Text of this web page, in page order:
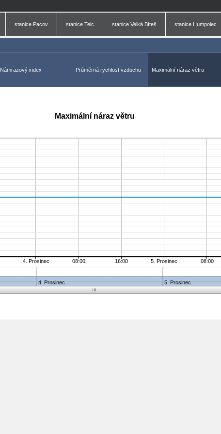
stanice Pacov stanice Telc stanice Velká Bíteš stanice Humpolec
Námrazový index Průměrná rychlost vzduchu Maximální náraz větru
Maximální náraz větru
4. Prosinec 08:00 16:00 5. Prosinec 08:00
4. Prosinec 5. Prosinec